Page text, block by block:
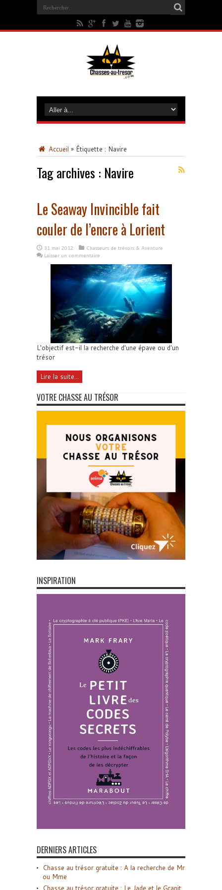
Accueil » Étiquette : Navire
Tag archives : Navire
Le Seaway Invincible fait
couler de l’encre à Lorient
31 mai 2012
Chasseurs de trésors & Aventure
Laisser un commentaire
L'objectif est-il la recherche d'une épave ou d'un
trésor
Lire la suite...
VOTRE CHASSE AU TRÉSOR
INSPIRATION
DERNIERS ARTICLES
Chasse au trésor gratuite : A la recherche de Mr
ou Mme